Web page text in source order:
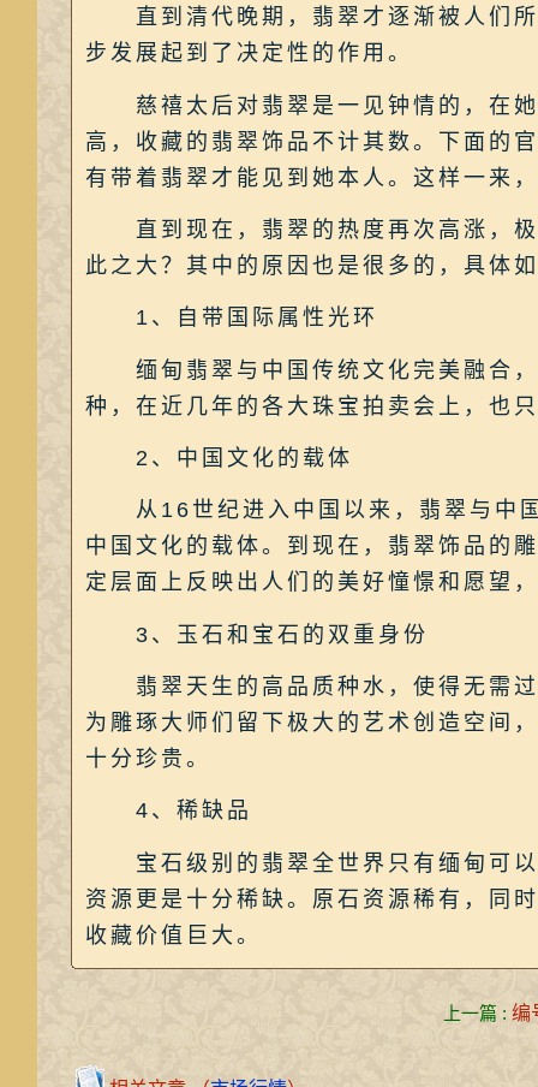
直到清代晚期，翡翠才逐渐被人们所
步发展起到了决定性的作用。
慈禧太后对翡翠是一见钟情的，在她
高，收藏的翡翠饰品不计其数。下面的
有带着翡翠才能见到她本人。这样一来
直到现在，翡翠的热度再次高涨，极
此之大？其中的原因也是很多的，具体
1、自带国际属性光环
缅甸翡翠与中国传统文化完美融合，
种，在近几年的各大珠宝拍卖会上，也
2、中国文化的载体
从16世纪进入中国以来，翡翠与中国
中国文化的载体。到现在，翡翠饰品的
定层面上反映出人们的美好憧憬和愿望
3、玉石和宝石的双重身份
翡翠天生的高品质种水，使得无需过
为雕琢大师们留下极大的艺术创造空间
十分珍贵。
4、稀缺品
宝石级别的翡翠全世界只有缅甸可以
资源更是十分稀缺。原石资源稀有，同
收藏价值巨大。
上一篇 : 编